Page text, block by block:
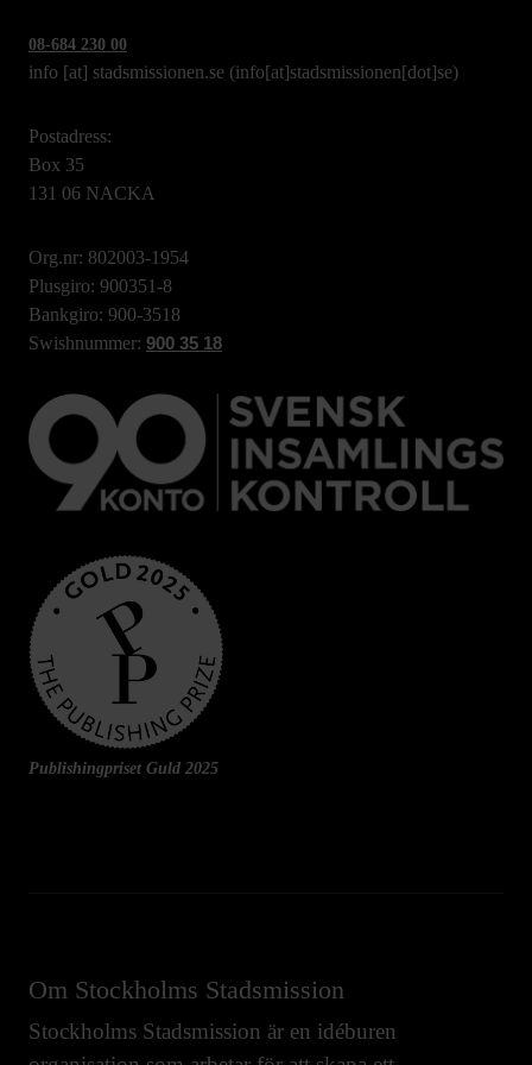
08-684 230 00
info [at] stadsmissionen.se (info[at]stadsmissionen[dot]se)
Postadress:
Box 35
131 06 NACKA
Org.nr: 802003-1954
Plusgiro: 900351-8
Bankgiro: 900-3518
Swishnummer: 900 35 18
Publishingpriset Guld 2025
Om Stockholms Stadsmission
Stockholms Stadsmission är en idéburen